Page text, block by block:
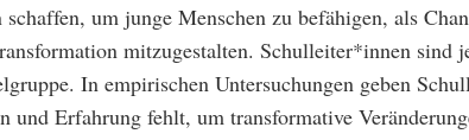
schaffen, um junge Menschen zu befähigen, als
mitzugestalten. Schulleiter*innen sind
In empirischen Untersuchungen geben
und Erfahrung fehlt, um transformative